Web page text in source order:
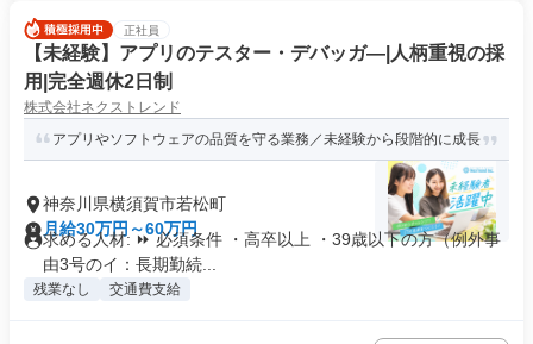
正社員
【未経験】アプリのテスター・デバッガ―|人柄重視の採
用|完全週休2日制
株式会社ネクストレンド
アプリやソフトウェアの品質を守る業務／未経験から段階的に成長
神奈川県横須賀市若松町
月給30万円～60万円
求める人材: ⏩ 必須条件 ・高卒以上 ・39歳以下の方（例外事
由3号のイ：長期勤続...
残業なし 交通費支給